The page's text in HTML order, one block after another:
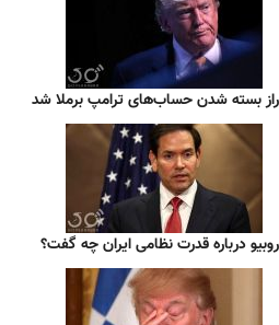
راز بسته شدن حساب‌های ترامپ برملا شد
روبیو درباره قدرت نظامی ایران چه گفت؟